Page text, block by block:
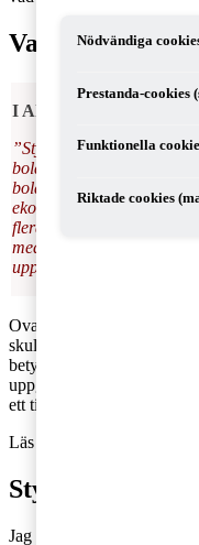
Vad säger lagen?
I Aktiebolagslagen
”Styrelsen ansvarar för
bolagets angelägenheter.
bolagets och, om bolaget
ekonomiska situation. Om
flera av styrelsens
med omsorg och
upprätthållas.”
Ovanstående lagtext är
skulle jag vilja påstå att
betyder inte att styrelsen
uppgifter ska de löpande
ett tillfredsställande sätt.
Läs också:
Styrelsens olika
Jag tycker att det är
Nödvändiga
Prestanda-cookies
Funktionella
Riktade cookies